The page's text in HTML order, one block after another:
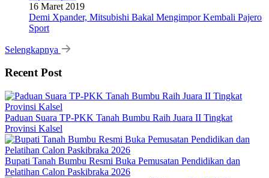
16 Maret 2019
Demi Xpander, Mitsubishi Bakal Mengimpor Kembali Pajero
Sport
Selengkapnya
Recent Post
Paduan Suara TP-PKK Tanah Bumbu Raih Juara II Tingkat
Provinsi Kalsel
Bupati Tanah Bumbu Resmi Buka Pemusatan Pendidikan dan
Pelatihan Calon Paskibraka 2026